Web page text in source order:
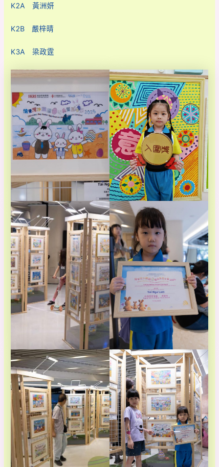
K2A 黃洲妍
K2B 嚴梓晴
K3A 梁政霆